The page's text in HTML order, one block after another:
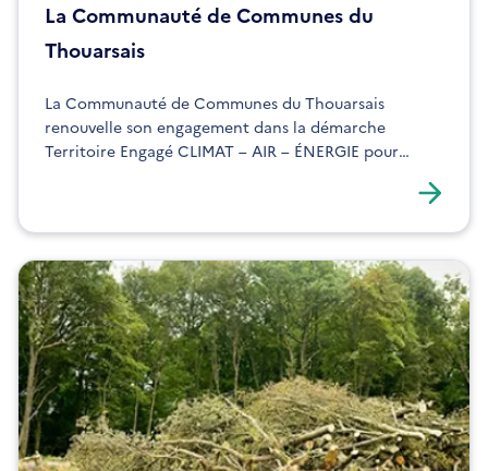
ê
r
La Communauté de Communes du
Thouarsais
La Communauté de Communes du Thouarsais
renouvelle son engagement dans la démarche
Territoire Engagé CLIMAT – AIR – ÉNERGIE pour
exemplarité interne et la mobilisation de ses services.